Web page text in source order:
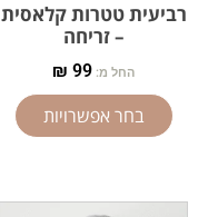
רביעית טטרות קלאסית
– זריחה
החל מ: ₪ 99
בחר אפשרויות